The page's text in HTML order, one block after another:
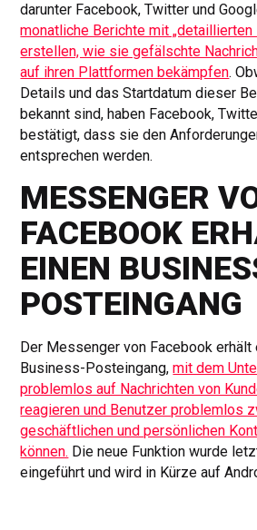
darunter Facebook, Twitter und
monatliche Berichte mit „detaillierten
erstellen, wie sie gefälschte
auf ihren Plattformen bekämpfen.
Details und das Startdatum dieser
bekannt sind, haben Facebook,
bestätigt, dass sie den
entsprechen werden.
MESSENGER
FACEBOOK
EINEN
POSTEINGANG
Der Messenger von Facebook erhält
Business-Posteingang,mit dem
problemlos auf Nachrichten von
reagieren und Benutzer problemlos
geschäftlichen und persönlichen
können. Die neue Funktion wurde
eingeführt und wird in Kürze auf